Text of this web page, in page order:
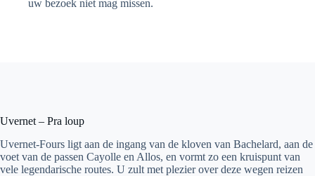
uw bezoek niet mag missen.
Uvernet – Pra loup
Uvernet-Fours ligt aan de ingang van de kloven van Bachelard, aan de
voet van de passen Cayolle en Allos, en vormt zo een kruispunt van
vele legendarische routes. U zult met plezier over deze wegen reizen